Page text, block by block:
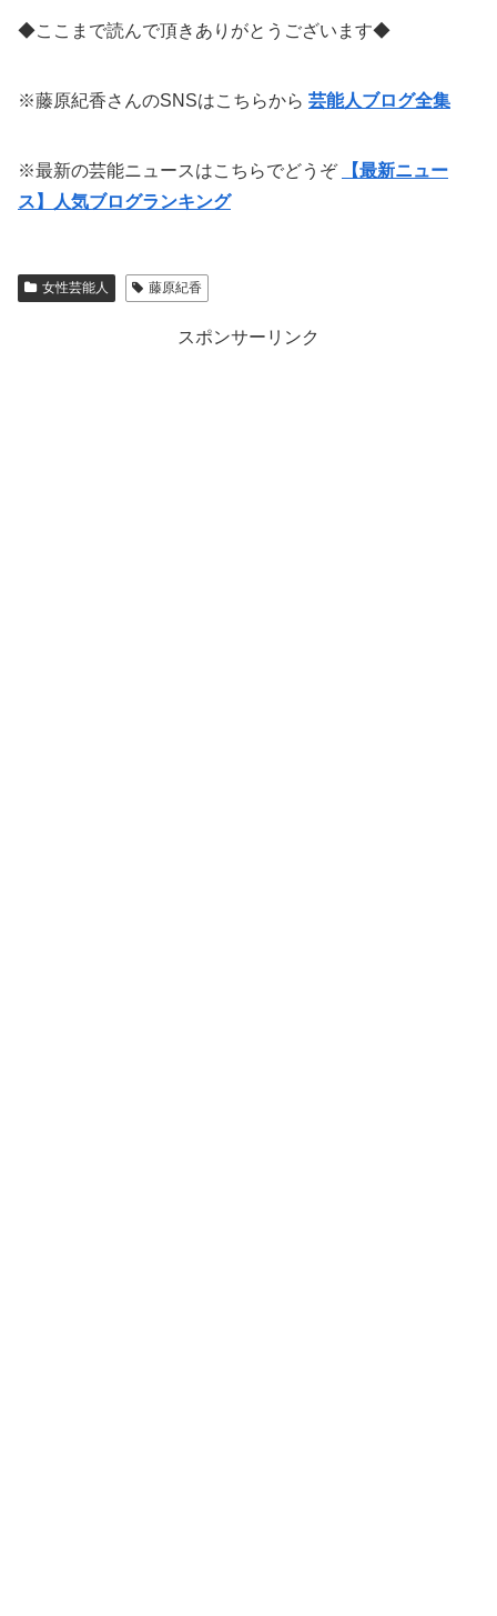
◆ここまで読んで頂きありがとうございます◆
※藤原紀香さんのSNSはこちらから 芸能人ブログ全集
※最新の芸能ニュースはこちらでどうぞ
【最新ニュー
ス】人気ブログランキング
女性芸能人 藤原紀香
スポンサーリンク